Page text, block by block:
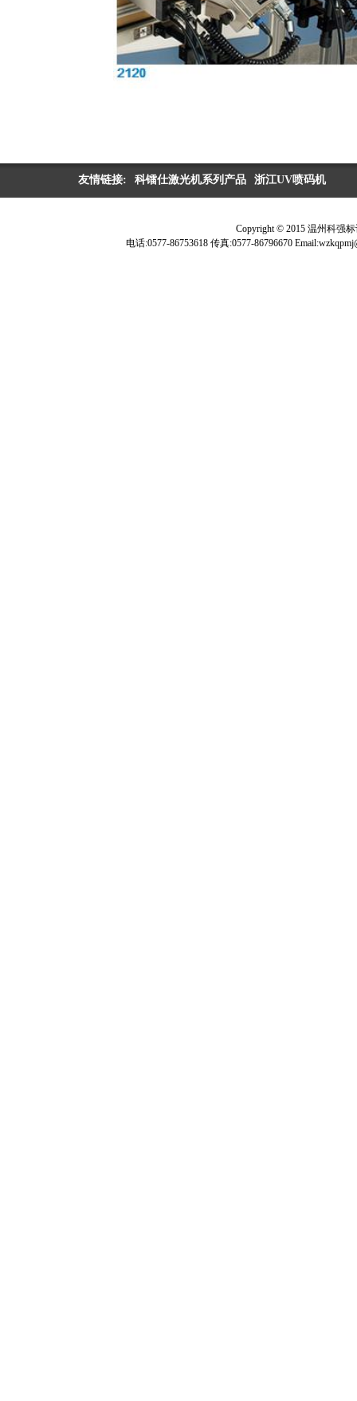
友情链接: 科镭仕激光机系列产品 浙江UV喷码机
Copyright © 2015 温州科强
电话:0577-86753618 传真:0577-86796670